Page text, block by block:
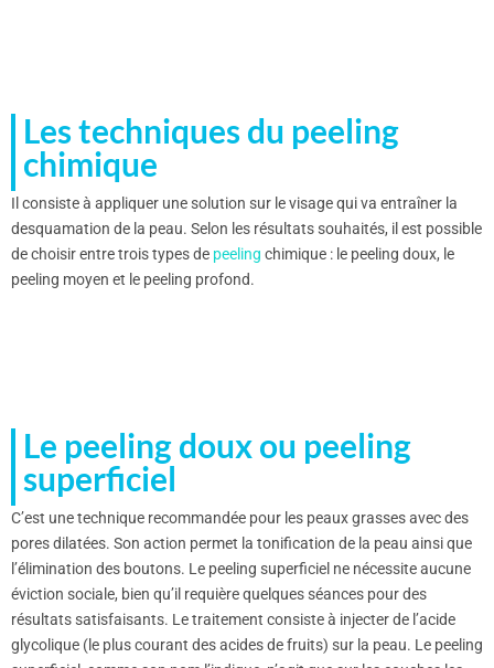
Les techniques du peeling
chimique
Il consiste à appliquer une solution sur le visage qui va entraîner la
desquamation de la peau. Selon les résultats souhaités, il est possible
de choisir entre trois types de peeling chimique : le peeling doux, le
peeling moyen et le peeling profond.
Le peeling doux ou peeling
superficiel
C’est une technique recommandée pour les peaux grasses avec des
pores dilatées. Son action permet la tonification de la peau ainsi que
l’élimination des boutons. Le peeling superficiel ne nécessite aucune
éviction sociale, bien qu’il requière quelques séances pour des
résultats satisfaisants. Le traitement consiste à injecter de l’acide
glycolique (le plus courant des acides de fruits) sur la peau. Le peeling